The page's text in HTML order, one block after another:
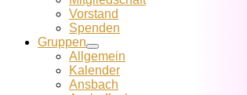
Vorstand
Spenden
Gruppen
Allgemein
Kalender
Ansbach